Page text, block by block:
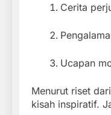
Cerita
Ucapan
Menurut riset dari
kisah inspiratif.